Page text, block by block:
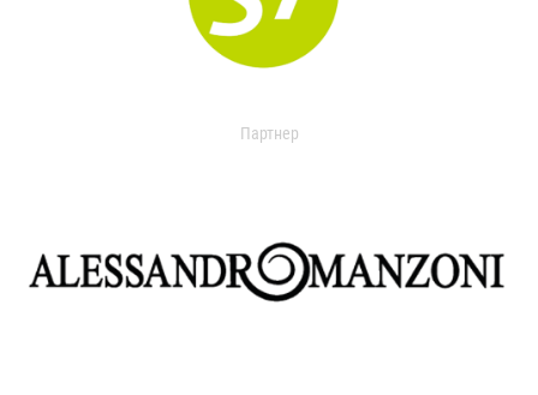
Партнер